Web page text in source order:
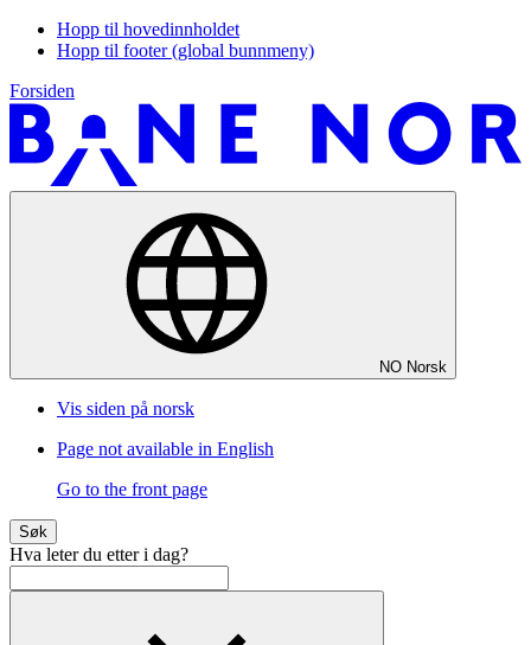
Hopp til hovedinnholdet
Hopp til footer (global bunnmeny)
Forsiden
NO Norsk
Vis siden på norsk
Page not available in English
Go to the front page
Søk
Hva leter du etter i dag?